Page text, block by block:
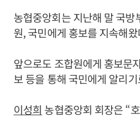
농협중앙회는 지난해 말 국방
원, 국민에게 홍보를 지속해
앞으로도 조합원에게 홍보문
보 등을 통해 국민에게 알리
이성희 농협중앙회 회장은 “